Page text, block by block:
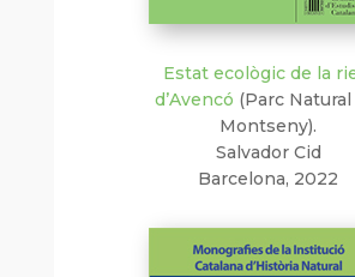
Estat ecològic de la
d’Avencó (Parc Natural
Montseny).
Salvador Cid
Barcelona, 2022